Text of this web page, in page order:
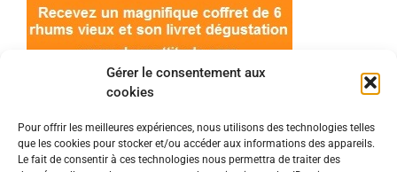
Gérer le consentement aux
cookies
Pour offrir les meilleures expériences, nous utilisons des technologies telles
que les cookies pour stocker et/ou accéder aux informations des appareils.
Le fait de consentir à ces technologies nous permettra de traiter des
© 2022 Meilleur-rhum.net - Tous droits réservés